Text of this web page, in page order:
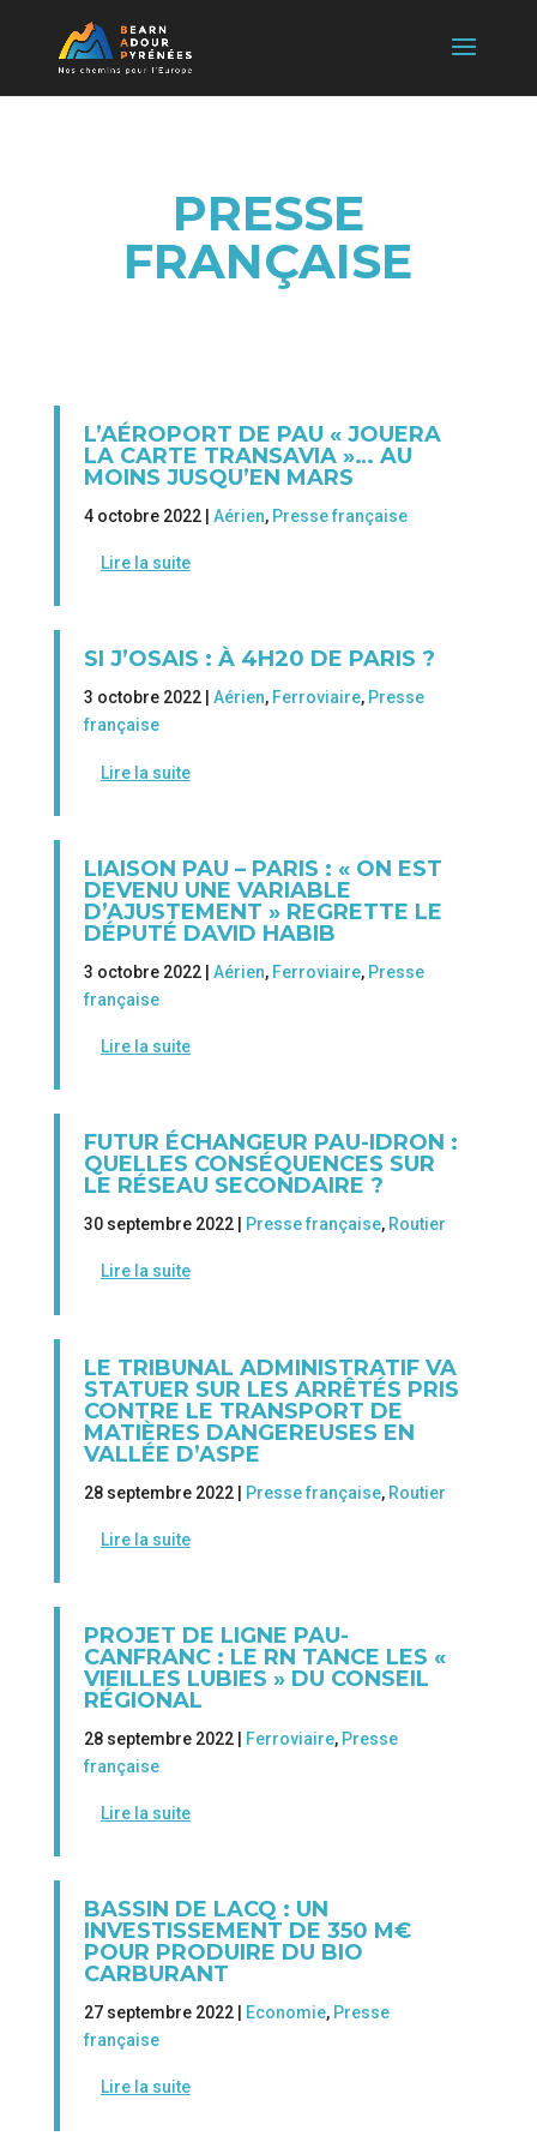
PRESSE
FRANÇAISE
L’AÉROPORT DE PAU « JOUERA
LA CARTE TRANSAVIA »… AU
MOINS JUSQU’EN MARS
4 octobre 2022 | Aérien, Presse française
Lire la suite
SI J’OSAIS : À 4H20 DE PARIS ?
3 octobre 2022 | Aérien, Ferroviaire, Presse
française
Lire la suite
LIAISON PAU – PARIS : « ON EST
DEVENU UNE VARIABLE
D’AJUSTEMENT » REGRETTE LE
DÉPUTÉ DAVID HABIB
3 octobre 2022 | Aérien, Ferroviaire, Presse
française
Lire la suite
FUTUR ÉCHANGEUR PAU-IDRON :
QUELLES CONSÉQUENCES SUR
LE RÉSEAU SECONDAIRE ?
30 septembre 2022 | Presse française, Routier
Lire la suite
LE TRIBUNAL ADMINISTRATIF VA
STATUER SUR LES ARRÊTÉS PRIS
CONTRE LE TRANSPORT DE
MATIÈRES DANGEREUSES EN
VALLÉE D’ASPE
28 septembre 2022 | Presse française, Routier
Lire la suite
PROJET DE LIGNE PAU-
CANFRANC : LE RN TANCE LES «
VIEILLES LUBIES » DU CONSEIL
RÉGIONAL
28 septembre 2022 | Ferroviaire, Presse
française
Lire la suite
BASSIN DE LACQ : UN
INVESTISSEMENT DE 350 M€
POUR PRODUIRE DU BIO
CARBURANT
27 septembre 2022 | Economie, Presse
française
Lire la suite